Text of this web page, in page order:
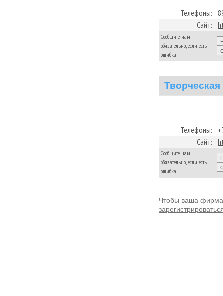
Телефоны:
Сайт:
Сообщите нам
обязательно, если есть
ошибка:
Телефоны:
Сайт:
Сообщите нам
обязательно, если есть
ошибка:
Чтобы ваша фирма